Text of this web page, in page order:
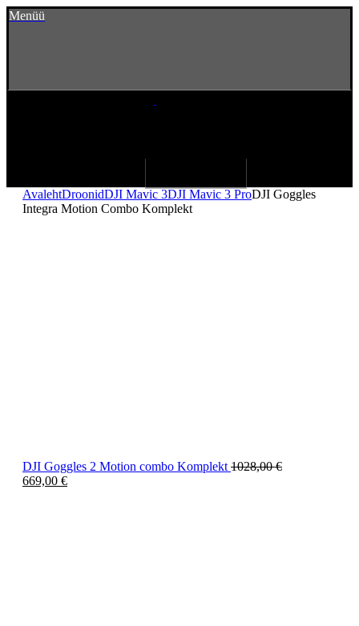
Menüü
AvalehtDroonidDJI Mavic 3DJI Mavic 3 ProDJI Goggles
Integra Motion Combo Komplekt
DJI Goggles 2 Motion combo Komplekt 1028,00€
669,00 €